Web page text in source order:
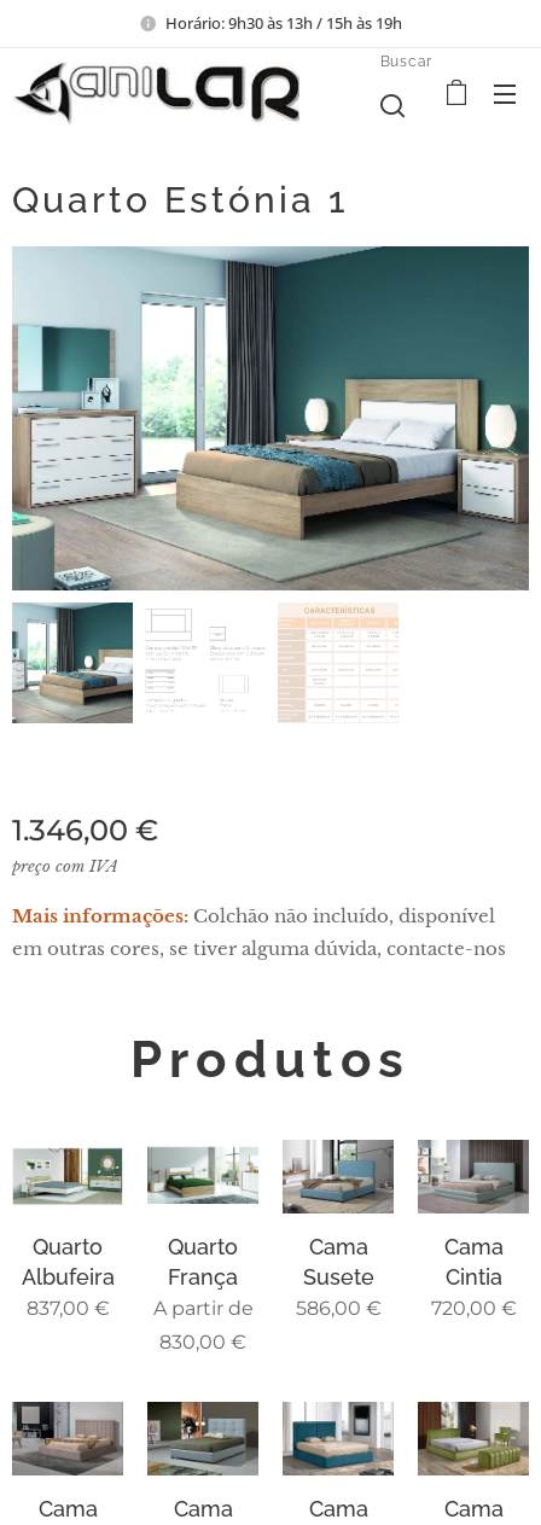
Horário: 9h30 às 13h / 15h às 19h
Buscar
Quarto Estónia 1
1.346,00 €
preço com IVA
Mais informações: Colchão não incluído, disponível
em outras cores, se tiver alguma dúvida, contacte-nos
Produtos
Quarto
Albufeira
837,00 €
Quarto
França
A partir de
830,00 €
Cama
Susete
586,00 €
Cama
Cintia
720,00 €
Cama
Cama
Cama
Cama